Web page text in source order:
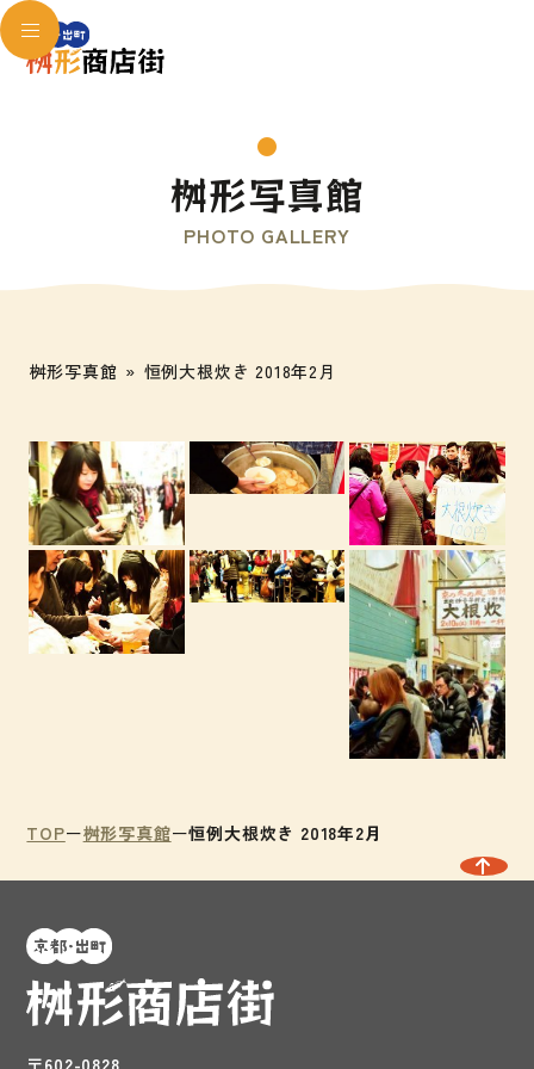
桝形写真館
PHOTO GALLERY
桝形写真館 » 恒例大根炊き 2018年2月
TOP 桝形写真館 恒例大根炊き 2018年2月
〒602-0828